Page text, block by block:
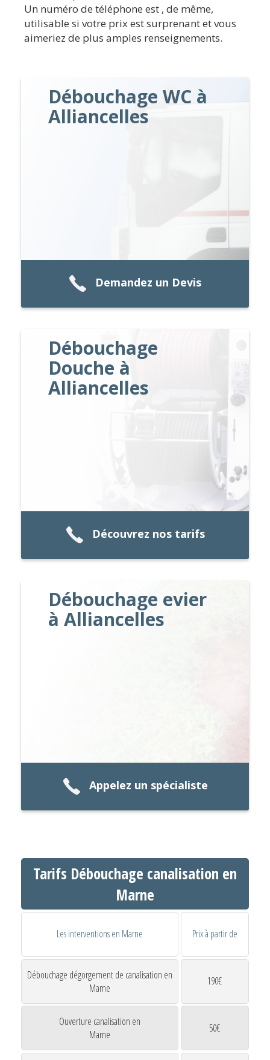
Un numéro de téléphone est , de même,
utilisable si votre prix est surprenant et vous
aimeriez de plus amples renseignements.
Débouchage WC à
Alliancelles
Demandez un Devis
Débouchage
Douche à
Alliancelles
Découvrez nos tarifs
Débouchage evier
à Alliancelles
Appelez un spécialiste
Tarifs Débouchage canalisation en
Marne
Les interventions en Marne Prix à partir de
Débouchage dégorgement de canalisation en
Marne
190€
Ouverture canalisation en
Marne
50€